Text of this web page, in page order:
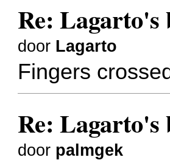
Re: Lagarto's
door Lagarto
Fingers
Re: Lagarto's
door palmgek